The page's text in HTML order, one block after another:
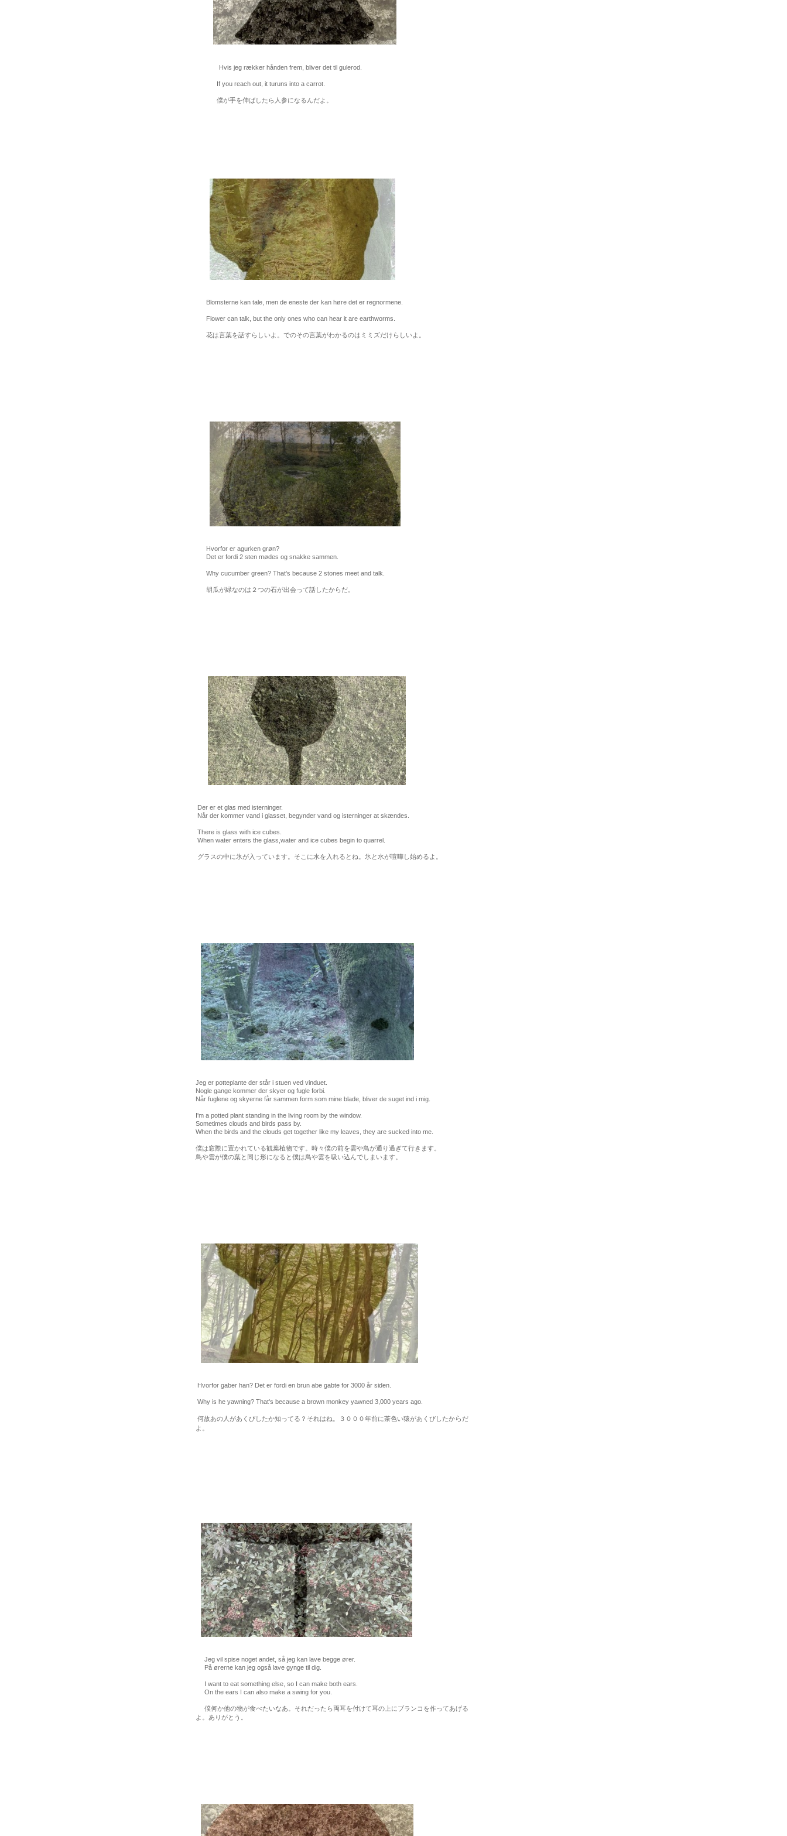
Hvis jeg rækker hånden frem, bliver det til gulerod.
If you reach out, it turuns into a carrot.
僕が手を伸ばしたら人参になるんだよ。
Blomsterne kan tale, men de eneste der kan høre det er regnormene.
Flower can talk, but the only ones who can hear it are earthworms.
花は言葉を話すらしいよ。でのその言葉がわかるのはミミズだけらしいよ。
Hvorfor er agurken grøn?
Det er fordi 2 sten mødes og snakke sammen.
Why cucumber green? That's because 2 stones meet and talk.
胡瓜が緑なのは２つの石が出会って話したからだ。
Der er et glas med isterninger.
Når der kommer vand i glasset, begynder vand og isterninger at skændes.
There is glass with ice cubes.
When water enters the glass,water and ice cubes begin to quarrel.
グラスの中に氷が入っています。そこに水を入れるとね。氷と水が喧嘩し始めるよ。
Jeg er potteplante der står i stuen ved vinduet.
Nogle gange kommer der skyer og fugle forbi.
Når fuglene og skyerne får sammen form som mine blade, bliver de suget ind i mig.
I'm a potted plant standing in the living room by the window.
Sometimes clouds and birds pass by.
When the birds and the clouds get together like my leaves, they are sucked into me.
僕は窓際に置かれている観葉植物です。時々僕の前を雲や鳥が通り過ぎて行きます。
鳥や雲が僕の葉と同じ形になると僕は鳥や雲を吸い込んでしまいます。
Hvorfor gaber han? Det er fordi en brun abe gabte for 3000 år siden.
Why is he yawning? That's because a brown monkey yawned 3,000 years ago.
何故あの人があくびしたか知ってる？それはね。３０００年前に茶色い猿があくびしたから だ
よ。
Jeg vil spise noget andet, så jeg kan lave begge ører.
På ørerne kan jeg også lave gynge til dig.
I want to eat something else, so I can make both ears.
On the ears I can also make a swing for you.
僕何か他の物が食べたいなあ。それだったら両耳を付けて耳の上にブランコを作ってあげる
よ。ありがとう。